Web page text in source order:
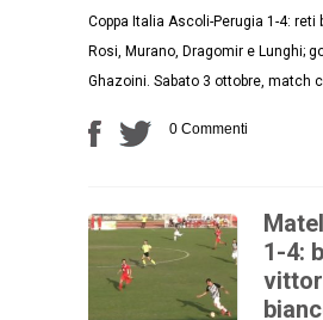
Coppa Italia Ascoli-Perugia 1-4: reti
Rosi, Murano, Dragomir e Lunghi;
Ghazoini. Sabato 3 ottobre, match
0 Commenti
1-4: